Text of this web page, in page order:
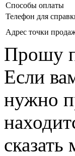
Способы оплаты
Телефон для
Адрес точки
Прошу
Если
нужно